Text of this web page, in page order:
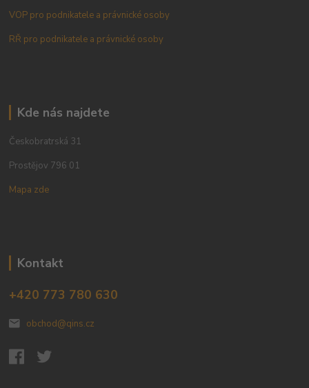
VOP pro podnikatele a právnické osoby
RŘ pro podnikatele a právnické osoby
Kde nás najdete
Českobratrská 31
Prostějov 796 01
Mapa zde
Kontakt
+420 773 780 630
obchod@qins.cz